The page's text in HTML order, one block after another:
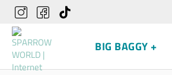
BIG BAGGY +